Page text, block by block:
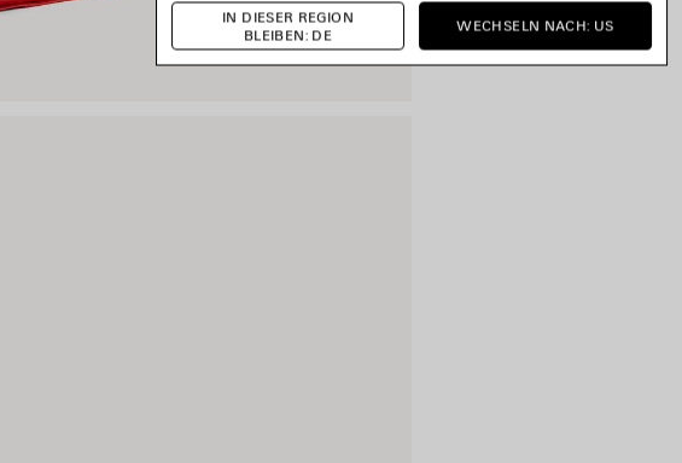
IN DIESER REGION
BLEIBEN: DE
WECHSELN NACH: US